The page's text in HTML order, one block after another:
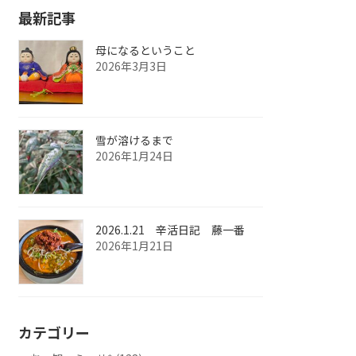
最新記事
母になるということ
2026年3月3日
雪が溶けるまで
2026年1月24日
2026.1.21 辛活日記 藤一番
2026年1月21日
カテゴリー